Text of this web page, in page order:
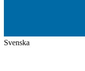
Svenska